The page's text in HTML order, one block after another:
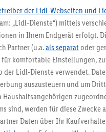
der Lidl-Webseiten und
„Lidl-Dienste“) mittels
in Ihrem Endgerät erfolgt.
Partner (u.a.als separat oder
für komfortable Einstellungen,
der Lidl-Dienste verwendet.
auszusteuern und um
Haushaltsangehörigen
sind, werden für diese
Daten über Ihr